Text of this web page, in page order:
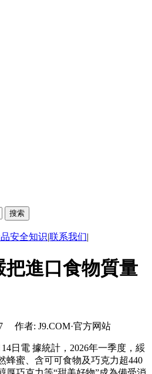
安全知识|联系我们|
把進口食物質量
作者: J9.COM·官方网站
電 據統計，2026年一季度，綏
蜂蜜、含可可食物及巧克力超440